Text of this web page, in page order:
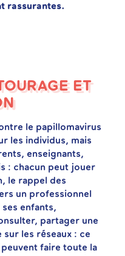
rassurantes.
ET
le papillomavirus
les individus, mais
enseignants,
: chacun peut jouer
le rappel des
un professionnel
enfants,
partager une
sur les réseaux : ce
faire toute la